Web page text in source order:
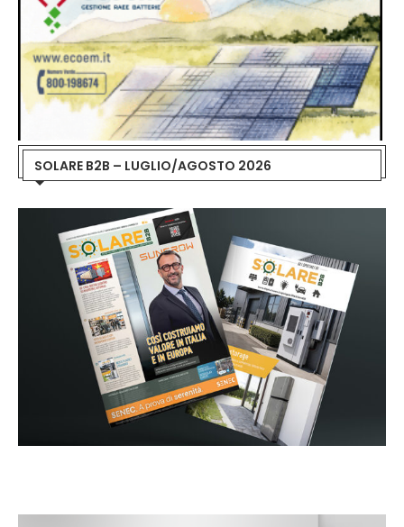
SOLARE B2B – LUGLIO/AGOSTO 2026